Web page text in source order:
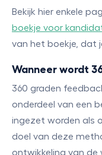
Bekijk hier enkele
boekje voor
van het boekje, dat
Wanneer wordt
360 graden
onderdeel van een
ingezet worden als
doel van deze
ontwikkeling van de